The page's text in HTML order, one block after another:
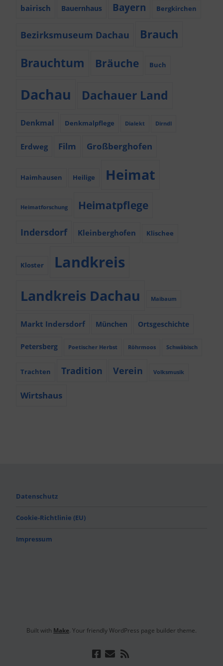
bairisch Bauernhaus Bayern Bergkirchen
Bezirksmuseum Dachau Brauch
Brauchtum Bräuche Buch
Dachau Dachauer Land
Denkmal Denkmalpflege Dialekt Dirndl
Erdweg Film Großberghofen
Haimhausen Heilige Heimat
Heimatforschung Heimatpflege
Indersdorf Kleinberghofen Klischee
Kloster Landkreis
Landkreis Dachau Maibaum
Markt Indersdorf München Ortsgeschichte
Petersberg Poetischer Herbst Röhrmoos Schwäbisch
Trachten Tradition Verein Volksmusik
Wirtshaus
Datenschutz
Cookie-Richtlinie (EU)
Impressum
Built with Make. Your friendly WordPress page builder theme.